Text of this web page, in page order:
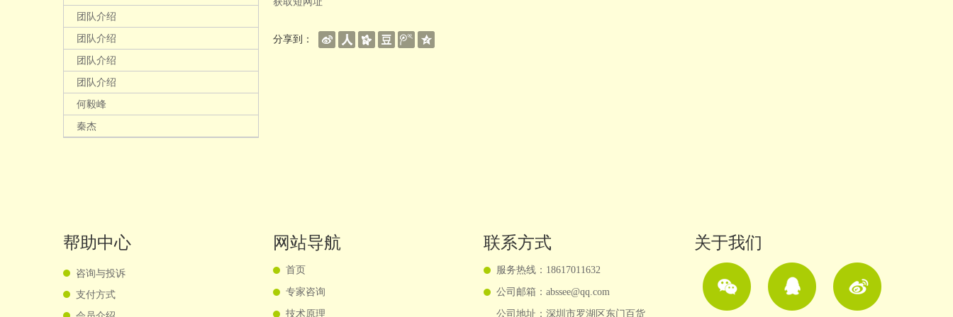
团队介绍
团队介绍
团队介绍
团队介绍
何毅峰
秦杰
分享到：
帮助中心
咨询与投诉
支付方式
网站导航
首页
专家咨询
技术原理
联系方式
服务热线：18617011632
公司邮箱：abssee@qq.com
公司地址：深圳市罗湖区东门百货
关于我们